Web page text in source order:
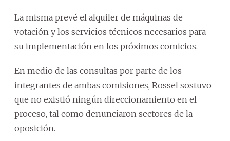
La misma prevé el alquiler de máquinas de
votación y los servicios técnicos necesarios para
su implementación en los próximos comicios.
En medio de las consultas por parte de los
integrantes de ambas comisiones, Rossel sostuvo
que no existió ningún direccionamiento en el
proceso, tal como denunciaron sectores de la
oposición.